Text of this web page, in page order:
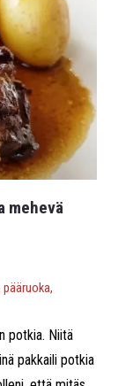
mehevä
pääruoka,
potkia. Niitä
pakkaili potkia